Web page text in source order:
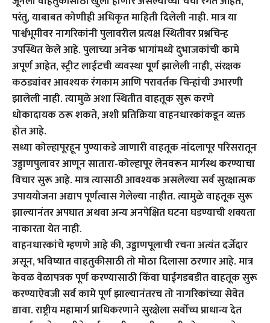
परंतु, याबाबत कोणीही अधिकृत माहिती दिलेली नाही. मात्र या
पार्श्वभूमीवर नागरिकांनी पुलावरील प्रत्यक्ष स्थितीवर प्रश्नचिन्ह
उपस्थित केले आहे. पुलाच्या अनेक भागांमध्ये दुभाजकांची कामे
अपूर्ण आहेत, स्ट्रीट लाईटची व्यवस्था पूर्ण झालेली नाही, संरक्षक
कठड्यांवर आवश्यक रंगकाम आणि परावर्तक चिन्हांची उभारणी
झालेली नाही. त्यामुळे अशा स्थितीत वाहतूक सुरू करणे
धोकादायक ठरू शकते, अशी प्रतिक्रिया वाहनधारकांकडून व्यक्त
होत आहे.
सध्या कोल्हापूरहून पुण्याकडे जाणारी वाहतूक नांदलापूर परिसरातून
उड्डाणपुलावर आणून सातारा-कोल्हापूर लेनवरून मार्गस्थ करण्याचा
विचार सुरू आहे. मात्र त्यासाठी आवश्यक असलेल्या सर्व सुरक्षात्मक
उपाययोजना अद्याप पूर्णत्वास गेलेल्या नाहीत. त्यामुळे वाहतूक सुरू
झाल्यानंतर अपघात अथवा अन्य अनपेक्षित घटना घडण्याची शक्यता
नाकारता येत नाही.
वाहनधारकांचे म्हणणे आहे की, उड्डाणपूलाची रचना अत्यंत दर्जेदार
असून, भविष्यात वाहतुकीसाठी तो मोठा दिलासा ठरणार आहे. मात्र
केवळ वेळापत्रक पूर्ण करण्यासाठी किंवा घाईगडबडीत वाहतूक सुरू
करण्याऐवजी सर्व कामे पूर्ण झाल्यानंतरच तो नागरिकांच्या सेवेत
द्यावा. राष्ट्रीय महामार्ग प्राधिकरणाने सुरक्षेला सर्वोच्च प्राधान्य देत